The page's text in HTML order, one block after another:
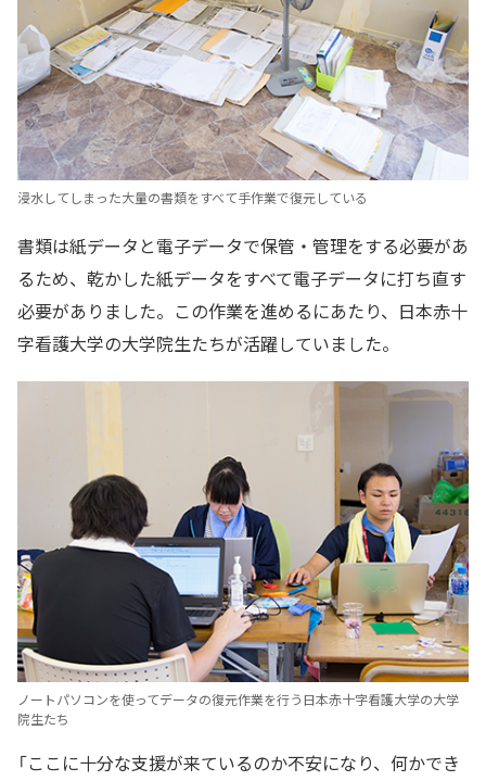
浸水してしまった大量の書類をすべて手作業で復元している
書類は紙データと電子データで保管・管理をする必要があ
るため、乾かした紙データをすべて電子データに打ち直す
必要がありました。この作業を進めるにあたり、日本赤十
字看護大学の大学院生たちが活躍していました。
ノートパソコンを使ってデータの復元作業を行う日本赤十字看護大学の大学
院生たち
「ここに十分な支援が来ているのか不安になり、何かでき